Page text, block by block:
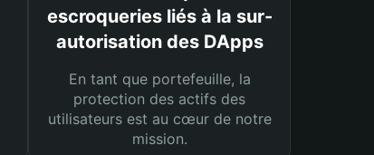
escroqueries liés à la sur-
autorisation des DApps
En tant que portefeuille, la
protection des actifs des
utilisateurs est au cœur de notre
mission.